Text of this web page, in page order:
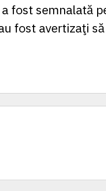
fost semnalată
fost avertizaţi